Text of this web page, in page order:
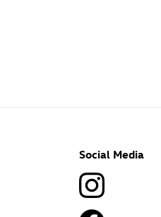
Social Media